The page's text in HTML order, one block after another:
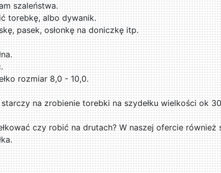
szaleństwa.
torebkę, albo dywanik.
pasek, osłonkę na doniczkę itp.
rozmiar 8,0 - 10,0.
na zrobienie torebki na szydełku wielkości ok
czy robić na drutach? W naszej ofercie również